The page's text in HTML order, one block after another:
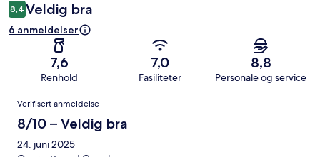
8,4 Veldig bra
6 anmeldelser
7,6
Renhold
7,0
Fasiliteter
8,8
Personale og service
Anmeldelser
Verifisert anmeldelse
8/10 – Veldig bra
24. juni 2025